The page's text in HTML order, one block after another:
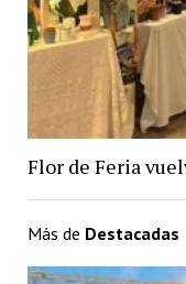
Flor de Feria
Más de Destacadas